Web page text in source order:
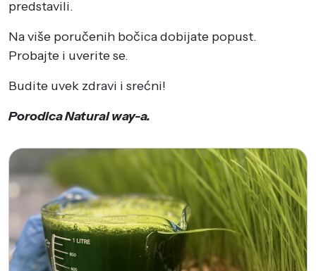
predstavili.
Na više poručenih bočica dobijate popust.
Probajte i uverite se.
Budite uvek zdravi i srećni!
Porodica Natural way-a.